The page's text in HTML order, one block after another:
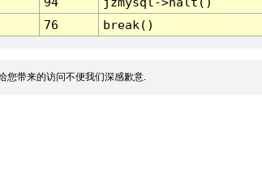
76 break()
您带来的访问不便我们深感歉意.